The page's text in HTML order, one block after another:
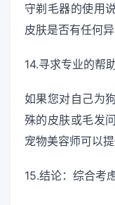
守剃毛器的使用
皮肤是否有任何异
14.寻求专业的帮
如果您对自己为
殊的皮肤或毛发
宠物美容师可以
15.结论：综合考